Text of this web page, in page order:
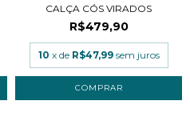
CALÇA CÓS VIRADOS
R$479,90
10 x de R$47,99 sem juros
COMPRAR